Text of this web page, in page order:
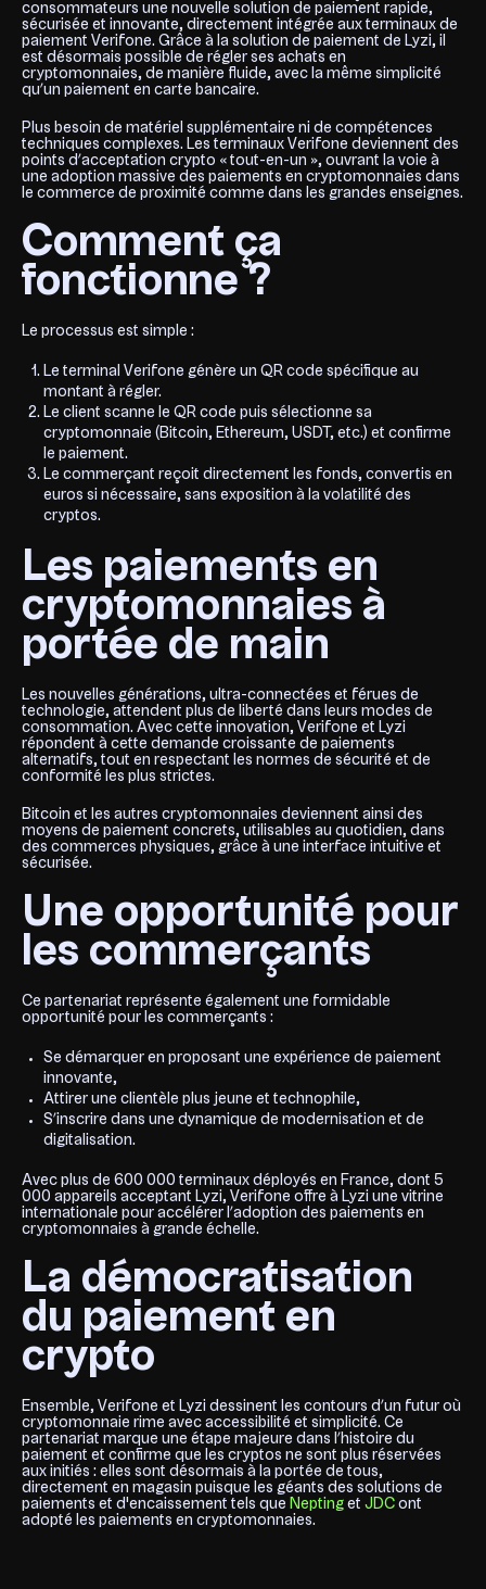
consommateurs une nouvelle solution de paiement rapide,
sécurisée et innovante, directement intégrée aux terminaux de
paiement Verifone. Grâce à la solution de paiement de Lyzi, il
est désormais possible de régler ses achats en
cryptomonnaies, de manière fluide, avec la même simplicité
qu’un paiement en carte bancaire.
Plus besoin de matériel supplémentaire ni de compétences
techniques complexes. Les terminaux Verifone deviennent des
points d’acceptation crypto « tout-en-un », ouvrant la voie à
une adoption massive des paiements en cryptomonnaies dans
le commerce de proximité comme dans les grandes enseignes.
Comment ça
fonctionne ?
Le processus est simple :
Le terminal Verifone génère un QR code spécifique au
montant à régler.
Le client scanne le QR code puis sélectionne sa
cryptomonnaie (Bitcoin, Ethereum, USDT, etc.) et confirme
le paiement.
Le commerçant reçoit directement les fonds, convertis en
euros si nécessaire, sans exposition à la volatilité des
cryptos.
Les paiements en
cryptomonnaies à
portée de main
Les nouvelles générations, ultra-connectées et férues de
technologie, attendent plus de liberté dans leurs modes de
consommation. Avec cette innovation, Verifone et Lyzi
répondent à cette demande croissante de paiements
alternatifs, tout en respectant les normes de sécurité et de
conformité les plus strictes.
Bitcoin et les autres cryptomonnaies deviennent ainsi des
moyens de paiement concrets, utilisables au quotidien, dans
des commerces physiques, grâce à une interface intuitive et
sécurisée.
Une opportunité pour
les commerçants
Ce partenariat représente également une formidable
opportunité pour les commerçants :
Se démarquer en proposant une expérience de paiement
innovante,
Attirer une clientèle plus jeune et technophile,
S’inscrire dans une dynamique de modernisation et de
digitalisation.
Avec plus de 600 000 terminaux déployés en France, dont 5
000 appareils acceptant Lyzi, Verifone offre à Lyzi une vitrine
internationale pour accélérer l’adoption des paiements en
cryptomonnaies à grande échelle.
La démocratisation
du paiement en
crypto
Ensemble, Verifone et Lyzi dessinent les contours d’un futur où
cryptomonnaie rime avec accessibilité et simplicité. Ce
partenariat marque une étape majeure dans l’histoire du
paiement et confirme que les cryptos ne sont plus réservées
aux initiés : elles sont désormais à la portée de tous,
directement en magasin puisque les géants des solutions de
paiements et d'encaissement tels que Nepting et JDC ont
adopté les paiements en cryptomonnaies.